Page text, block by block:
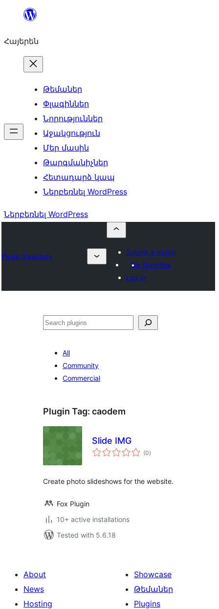
Անցնել
Հայերեն
Թեմաներ
Փլագիններ
Նորություններ
Աջակցություն
Մեր մասին
Թարգմանիչներ
Հետադարձ կապ
Ներբեռնել WordPress
Ներբեռնել WordPress
Plugin Directory
Submit a plugin
My favorites
Log in
Որոնել
All
Community
Commercial
Plugin Tag: caodem
Slide IMG
(0total
ratings
)
Create photo slideshows for the website.
Fox Plugin
10+ active installations
Tested with 5.6.18
About
News
Hosting
Showcase
Թեմաներ
Plugins